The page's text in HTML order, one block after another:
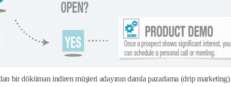
bir döküman indiren müşteri adayının damla pazarlama (drip